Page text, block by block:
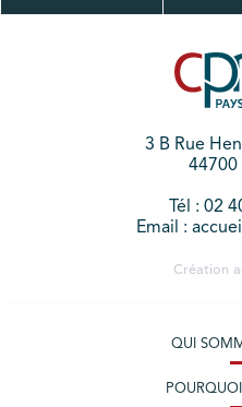
3 B Rue
44700
Tél : 02
Email :
Création
QUI